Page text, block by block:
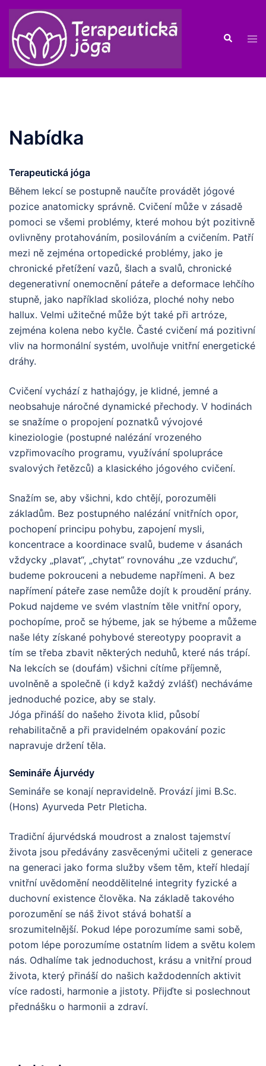
Skip
content
Search
Nabídka
Terapeutická jóga
Během lekcí se postupně naučíte provádět jógové
pozice anatomicky správně. Cvičení může v zásadě
pomoci se všemi problémy, které mohou být pozitivně
ovlivněny protahováním, posilováním a cvičením. Patří
mezi ně zejména ortopedické problémy, jako je
chronické přetížení vazů, šlach a svalů, chronické
degenerativní onemocnění páteře a deformace lehčího
stupně, jako například skolióza, ploché nohy nebo
hallux. Velmi užitečné může být také při artróze,
zejména kolena nebo kyčle. Časté cvičení má pozitivní
vliv na hormonální systém, uvolňuje vnitřní energetické
dráhy.
Cvičení vychází z hathajógy, je klidné, jemné a
neobsahuje náročné dynamické přechody. V hodinách
se snažíme o propojení poznatků vývojové
kineziologie (postupné nalézání vrozeného
vzpřimovacího programu, využívání spolupráce
svalových řetězců) a klasického jógového cvičení.
Snažím se, aby všichni, kdo chtějí, porozuměli
základům. Bez postupného nalézání vnitřních opor,
pochopení principu pohybu, zapojení mysli,
koncentrace a koordinace svalů, budeme v ásanách
vždycky „plavat“, „chytat“ rovnováhu „ze vzduchu“,
budeme pokrouceni a nebudeme napřímeni. A bez
napřímení páteře zase nemůže dojít k proudění prány.
Pokud najdeme ve svém vlastním těle vnitřní opory,
pochopíme, proč se hýbeme, jak se hýbeme a můžeme
naše léty získané pohybové stereotypy poopravit a
tím se třeba zbavit některých neduhů, které nás trápí.
Na lekcích se (doufám) všichni cítíme příjemně,
uvolněně a společně (i když každý zvlášť) necháváme
jednoduché pozice, aby se staly.
Jóga přináší do našeho života klid, působí
rehabilitačně a při pravidelném opakování pozic
napravuje držení těla.
Semináře Ájurvédy
Semináře se konají nepravidelně. Provází jimi B.Sc.
(Hons) Ayurveda Petr Pleticha.
Tradiční ájurvédská moudrost a znalost tajemství
života jsou předávány zasvěcenými učiteli z generace
na generaci jako forma služby všem těm, kteří hledají
vnitřní uvědomění neoddělitelné integrity fyzické a
duchovní existence člověka. Na základě takového
porozumění se náš život stává bohatší a
srozumitelnější. Pokud lépe porozumíme sami sobě,
potom lépe porozumíme ostatním lidem a světu kolem
nás. Odhalíme tak jednoduchost, krásu a vnitřní proud
života, který přináší do našich každodenních aktivit
více radosti, harmonie a jistoty. Přijďte si poslechnout
přednášku o harmonii a zdraví.